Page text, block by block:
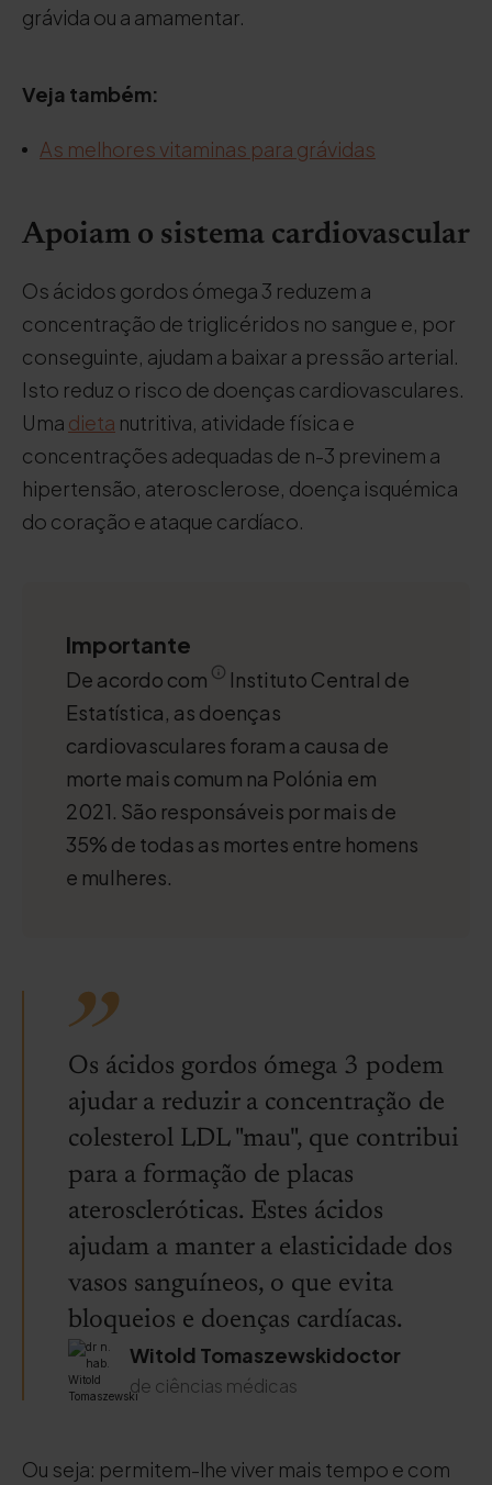
grávida ou a amamentar.
Veja também:
As melhores vitaminas para grávidas
Apoiam o sistema cardiovascular
Os ácidos gordos ómega 3 reduzem a
concentração de triglicéridos no sangue e, por
conseguinte, ajudam a baixar a pressão arterial.
Isto reduz o risco de doenças cardiovasculares.
Uma dieta nutritiva, atividade física e
concentrações adequadas de n-3 previnem a
hipertensão, aterosclerose, doença isquémica
do coração e ataque cardíaco.
Importante
De acordo com
Instituto Central de
Estatística, as doenças
cardiovasculares foram a causa de
morte mais comum na Polónia em
2021. São responsáveis por mais de
35% de todas as mortes entre homens
e mulheres.
Os ácidos gordos ómega 3 podem
ajudar a reduzir a concentração de
colesterol LDL "mau", que contribui
para a formação de placas
ateroscleróticas. Estes ácidos
ajudam a manter a elasticidade dos
vasos sanguíneos, o que evita
bloqueios e doenças cardíacas.
Witold Tomaszewskidoctor
de ciências médicas
Ou seja: permitem-lhe viver mais tempo e com